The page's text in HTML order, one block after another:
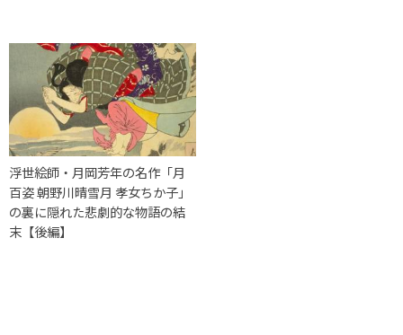
浮世絵師・月岡芳年の名作「月
百姿 朝野川晴雪月 孝女ちか子」
の裏に隠れた悲劇的な物語の結
末【後編】